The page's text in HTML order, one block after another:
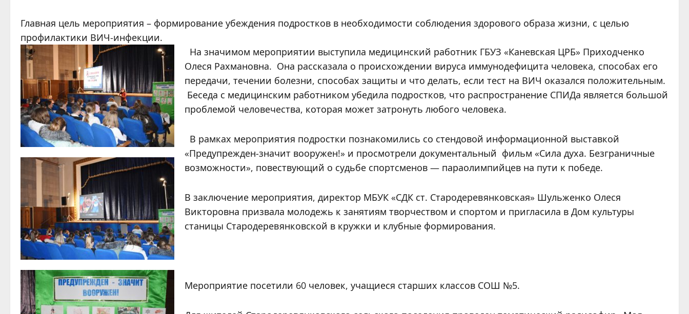
Главная цель мероприятия – формирование убеждения подростков в необходимости соблюдения здорового образа жизни, с целью
профилактики ВИЧ-инфекции.
На значимом мероприятии выступила медицинский работник ГБУЗ «Каневская ЦРБ» Приходченко
Олеся Рахмановна. Она рассказала о происхождении вируса иммунодефицита человека, способах его
передачи, течении болезни, способах защиты и что делать, если тест на ВИЧ оказался положительным.
Беседа с медицинским работником убедила подростков, что распространение СПИДа является большой
проблемой человечества, которая может затронуть любого человека.
В рамках мероприятия подростки познакомились со стендовой информационной выставкой
«Предупрежден-значит вооружен!» и просмотрели документальный фильм «Сила духа. Безграничные
возможности», повествующий о судьбе спортсменов — параолимпийцев на пути к победе.
В заключение мероприятия, директор МБУК «СДК ст. Стародеревянковская» Шульженко Олеся
Викторовна призвала молодежь к занятиям творчеством и спортом и пригласила в Дом культуры
станицы Стародеревянковской в кружки и клубные формирования.
Мероприятие посетили 60 человек, учащиеся старших классов СОШ №5.